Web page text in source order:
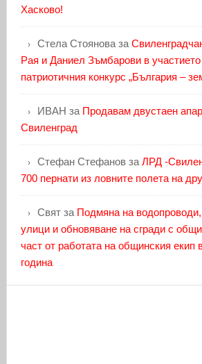
Хасково!
Стела Стояноваза
Рая и Даниел Зъмбарови в
патриотичния конкурс „България –
ИВАН за Продавам двустаен
Свиленград
Стефан Стефановза ЛРД -
700 пернати из ловните полета на
Святза Подмяна на
улици и обновяване на сгради с
част от работата на общинския екип
година